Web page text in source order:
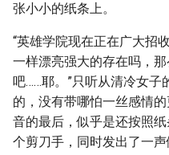
张小小的纸条上。
“英雄学院现在正在广大招
一样漂亮强大的存在吗，
吧……耶。”只听从清冷女子
的，没有带哪怕一丝感情
音的最后，似乎是还按照
个剪刀手，同时发出了一